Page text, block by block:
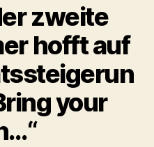
zweite
hofft auf
your